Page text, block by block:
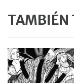
TAMBIÉN